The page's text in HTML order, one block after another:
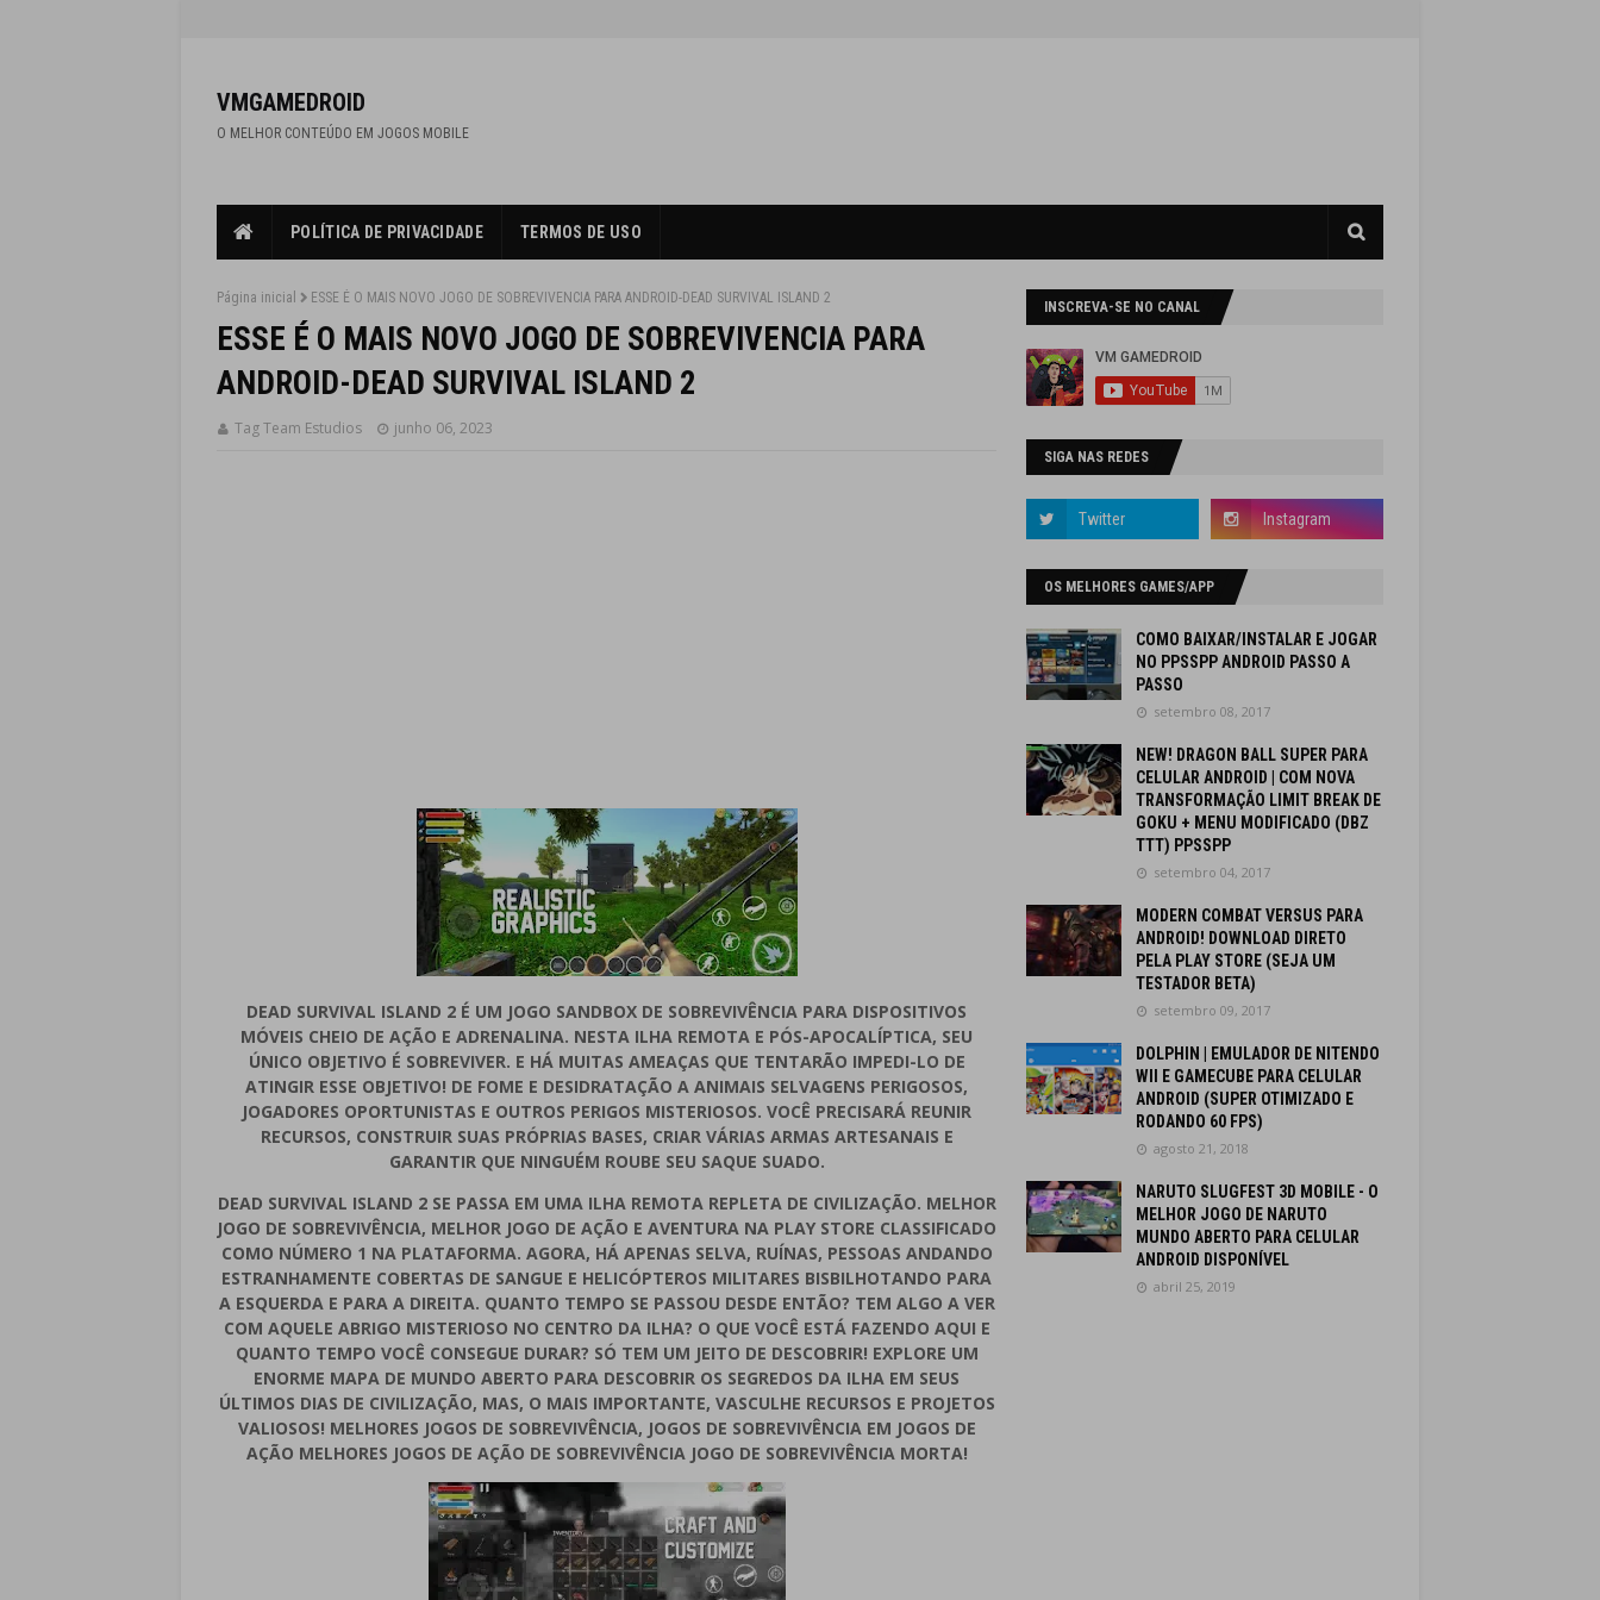
VMGAMEDROID
O MELHOR CONTEÚDO EM JOGOS MOBILE
POLÍTICA DE PRIVACIDADE TERMOS DE USO
Página inicial ESSE É O MAIS NOVO JOGO DE SOBREVIVENCIA PARA ANDROID-DEAD SURVIVAL ISLAND 2
ESSE É O MAIS NOVO JOGO DE SOBREVIVENCIA PARA
ANDROID-DEAD SURVIVAL ISLAND 2
Tag Team Estudios junho 06, 2023
DEAD SURVIVAL ISLAND 2 É UM JOGO SANDBOX DE SOBREVIVÊNCIA PARA DISPOSITIVOS
MÓVEIS CHEIO DE AÇÃO E ADRENALINA. NESTA ILHA REMOTA E PÓS-APOCALÍPTICA, SEU
ÚNICO OBJETIVO É SOBREVIVER. E HÁ MUITAS AMEAÇAS QUE TENTARÃO IMPEDI-LO DE
ATINGIR ESSE OBJETIVO! DE FOME E DESIDRATAÇÃO A ANIMAIS SELVAGENS PERIGOSOS,
JOGADORES OPORTUNISTAS E OUTROS PERIGOS MISTERIOSOS. VOCÊ PRECISARÁ REUNIR
RECURSOS, CONSTRUIR SUAS PRÓPRIAS BASES, CRIAR VÁRIAS ARMAS ARTESANAIS E
GARANTIR QUE NINGUÉM ROUBE SEU SAQUE SUADO.
DEAD SURVIVAL ISLAND 2 SE PASSA EM UMA ILHA REMOTA REPLETA DE CIVILIZAÇÃO. MELHOR
JOGO DE SOBREVIVÊNCIA, MELHOR JOGO DE AÇÃO E AVENTURA NA PLAY STORE CLASSIFICADO
COMO NÚMERO 1 NA PLATAFORMA. AGORA, HÁ APENAS SELVA, RUÍNAS, PESSOAS ANDANDO
ESTRANHAMENTE COBERTAS DE SANGUE E HELICÓPTEROS MILITARES BISBILHOTANDO PARA
A ESQUERDA E PARA A DIREITA. QUANTO TEMPO SE PASSOU DESDE ENTÃO? TEM ALGO A VER
COM AQUELE ABRIGO MISTERIOSO NO CENTRO DA ILHA? O QUE VOCÊ ESTÁ FAZENDO AQUI E
QUANTO TEMPO VOCÊ CONSEGUE DURAR? SÓ TEM UM JEITO DE DESCOBRIR! EXPLORE UM
ENORME MAPA DE MUNDO ABERTO PARA DESCOBRIR OS SEGREDOS DA ILHA EM SEUS
ÚLTIMOS DIAS DE CIVILIZAÇÃO, MAS, O MAIS IMPORTANTE, VASCULHE RECURSOS E PROJETOS
VALIOSOS! MELHORES JOGOS DE SOBREVIVÊNCIA, JOGOS DE SOBREVIVÊNCIA EM JOGOS DE
AÇÃO MELHORES JOGOS DE AÇÃO DE SOBREVIVÊNCIA JOGO DE SOBREVIVÊNCIA MORTA!
INSCREVA-SE NO CANAL
SIGA NAS REDES
OS MELHORES GAMES/APP
COMO BAIXAR/INSTALAR E JOGAR
NO PPSSPP ANDROID PASSO A
PASSO
setembro 08, 2017
NEW! DRAGON BALL SUPER PARA
CELULAR ANDROID | COM NOVA
TRANSFORMAÇÃO LIMIT BREAK DE
GOKU + MENU MODIFICADO (DBZ
TTT) PPSSPP
setembro 04, 2017
MODERN COMBAT VERSUS PARA
ANDROID! DOWNLOAD DIRETO
PELA PLAY STORE (SEJA UM
TESTADOR BETA)
setembro 09, 2017
DOLPHIN | EMULADOR DE NITENDO
WII E GAMECUBE PARA CELULAR
ANDROID (SUPER OTIMIZADO E
RODANDO 60 FPS)
agosto 21, 2018
NARUTO SLUGFEST 3D MOBILE - O
MELHOR JOGO DE NARUTO
MUNDO ABERTO PARA CELULAR
ANDROID DISPONÍVEL
abril 25, 2019